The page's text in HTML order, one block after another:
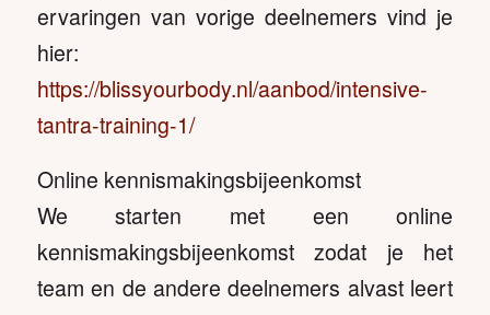
ervaringen van vorige deelnemers vind je
hier:
https://blissyourbody.nl/aanbod/intensive-
tantra-training-1/
Online kennismakingsbijeenkomst
We starten met een online
kennismakingsbijeenkomst zodat je het
team en de andere deelnemers alvast leert